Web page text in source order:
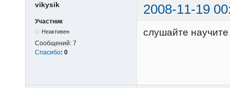
vikysik 2008-11-19
Участник
Неактивен
Сообщений: 7
Спасибо: 0
слушайте научите